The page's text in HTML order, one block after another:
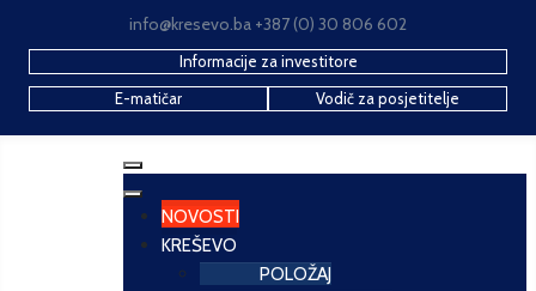
info@kresevo.ba +387 (0) 30 806 602
Informacije za investitore
E-matičar
Vodič za posjetitelje
NOVOSTI
KREŠEVO
POLOŽAJ